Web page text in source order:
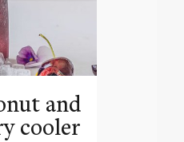
and
cooler